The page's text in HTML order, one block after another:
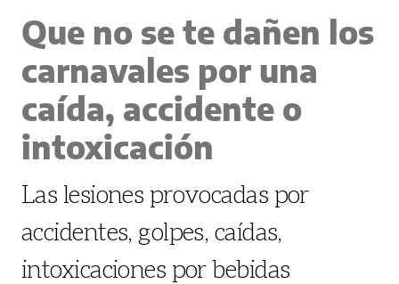
Que no se te dañen los
carnavales por una
caída, accidente o
intoxicación
Las lesiones provocadas por
accidentes, golpes, caídas,
intoxicaciones por bebidas